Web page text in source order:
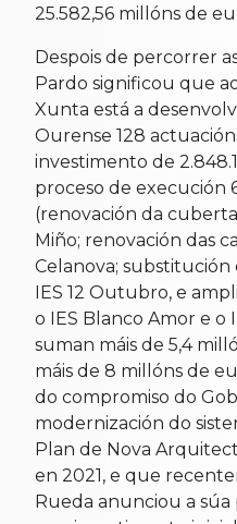
25.582,56 millóns de
Despois de percorrer
Pardo significou que
Xunta está a
Ourense 128
investimento de
proceso de execución
(renovación da
Miño; renovación das
Celanova; substitución
IES 12 Outubro, e
o IES Blanco Amor e o
suman máis de 5,4
máis de 8 millóns de
do compromiso do
modernización do
Plan de Nova
en 2021, e que
Rueda anunciou a súa